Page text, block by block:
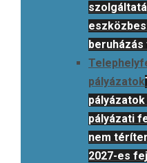
pályázatok
pályázati
nem
2027-es